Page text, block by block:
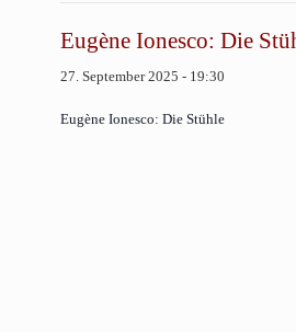
Eugène Ionesco: Die
27. September 2025 - 19:30
Eugène Ionesco: Die Stühle